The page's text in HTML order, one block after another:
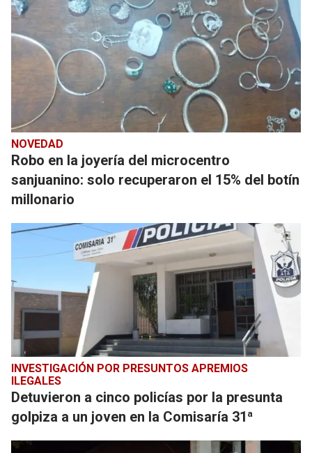
NOVEDAD
Robo en la joyería del microcentro
sanjuanino: solo recuperaron el 15% del botín
millonario
INVESTIGACIÓN POR PRESUNTOS APREMIOS
ILEGALES
Detuvieron a cinco policías por la presunta
golpiza a un joven en la Comisaría 31ª